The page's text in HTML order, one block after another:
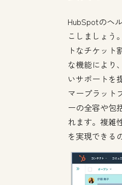
HubSpotのヘ
こしましょう
トなチケッ
な機能により
いサポートを
マープラット
ーの全容や包
れます。複雑
を実現できる